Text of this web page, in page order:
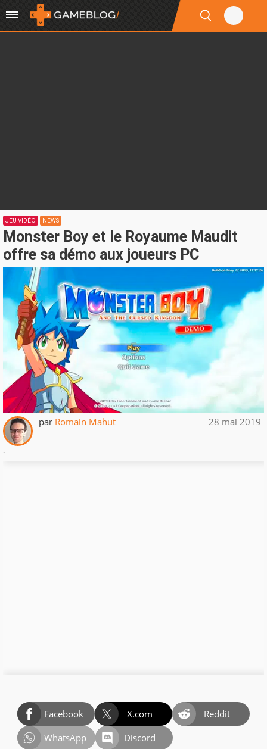
JEU VIDÉO NEWS
Monster Boy et le Royaume Maudit
offre sa démo aux joueurs PC
par Romain Mahut 28 mai 2019
.
Facebook X.com
Reddit
WhatsApp
Discord